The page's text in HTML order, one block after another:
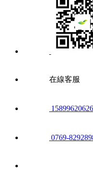
在線客服
0769-